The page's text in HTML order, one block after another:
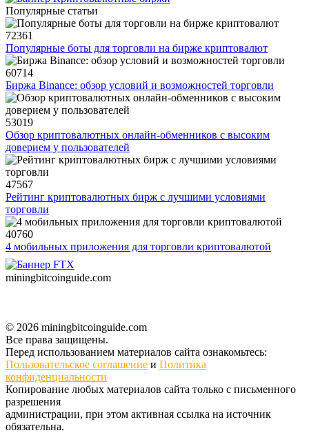
Популярные статьи
72361
Популярные боты для торговли на бирже криптовалют
60714
Биржа Binance: обзор условий и возможностей торговли
53019
Обзор криптовалютных онлайн-обменников с высоким
доверием у пользователей
47567
Рейтинг криптовалютных бирж с лучшими условиями
торговли
40760
4 мобильных приложения для торговли криптовалютой
miningbitcoinguide.com
© 2026 miningbitcoinguide.com
Все права защищены.
Перед использованием материалов сайта ознакомьтесь:
Пользовательское соглашение и Политика
конфиденциальности
Копирование любых материалов сайта только с письменного
разрешения
администрации, при этом активная ссылка на источник
обязательна.